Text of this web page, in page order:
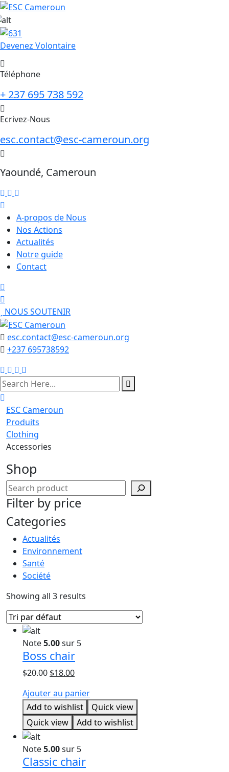
Skip
to
content
Devenez Volontaire
Téléphone
+ 237 695 738 592
Ecrivez-Nous
esc.contact@esc-cameroun.org
Yaoundé, Cameroun
A-propos de Nous
Nos Actions
Actualités
Notre guide
Contact
NOUS SOUTENIR
esc.contact@esc-cameroun.org
+237 695738592
search
here
ESC Cameroun
Produits
Clothing
Accessories
Shop
Search
Filter by price
Categories
Actualités
Environnement
Santé
Société
Showing all 3 results
Note5.00sur 5
Boss chair
$20.00 Le
initial
était :
$20.00.
$18.00Le
actuel
est :
$18.00.
Ajouter au panier
Add to wishlist
Quick view
Quick view
Add to wishlist
Note5.00sur 5
Classic chair